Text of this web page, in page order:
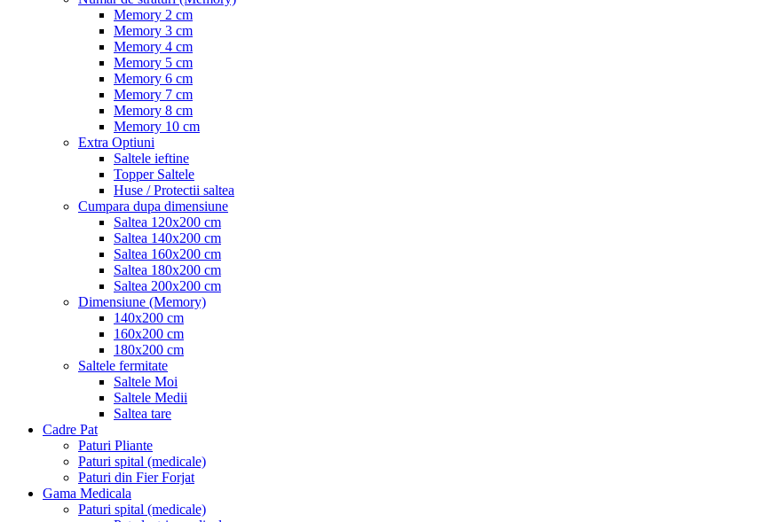
Memory 2 cm
Memory 3 cm
Memory 4 cm
Memory 5 cm
Memory 6 cm
Memory 7 cm
Memory 8 cm
Memory 10 cm
Extra Optiuni
Saltele ieftine
Topper Saltele
Huse / Protectii saltea
Cumpara dupa dimensiune
Saltea 120x200 cm
Saltea 140x200 cm
Saltea 160x200 cm
Saltea 180x200 cm
Saltea 200x200 cm
Dimensiune (Memory)
140x200 cm
160x200 cm
180x200 cm
Saltele fermitate
Saltele Moi
Saltele Medii
Saltea tare
Cadre Pat
Paturi Pliante
Paturi spital (medicale)
Paturi din Fier Forjat
Gama Medicala
Paturi spital (medicale)